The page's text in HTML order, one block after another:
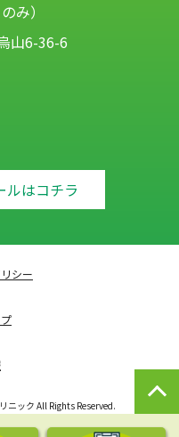
み）
山6-36-6
ルはコチラ
シー
ニック All Rights Reserved.